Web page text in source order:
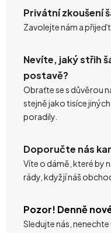
Privátní zkoušení
Zavolejte nám a
Nevíte, jaký střih
postavě?
Obraťte se s důvěrou
stejně jako tisíce
poradily.
Doporučte nás
Víte o dámě, které by
rády, když jí náš
Pozor! Denně
Sledujte nás,